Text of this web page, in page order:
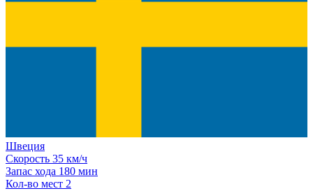
Швеция
Скорость 35 км/ч
Запас хода 180 мин
Кол-во мест 2